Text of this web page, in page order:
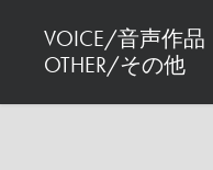
VOICE/音声作品
OTHER/その他